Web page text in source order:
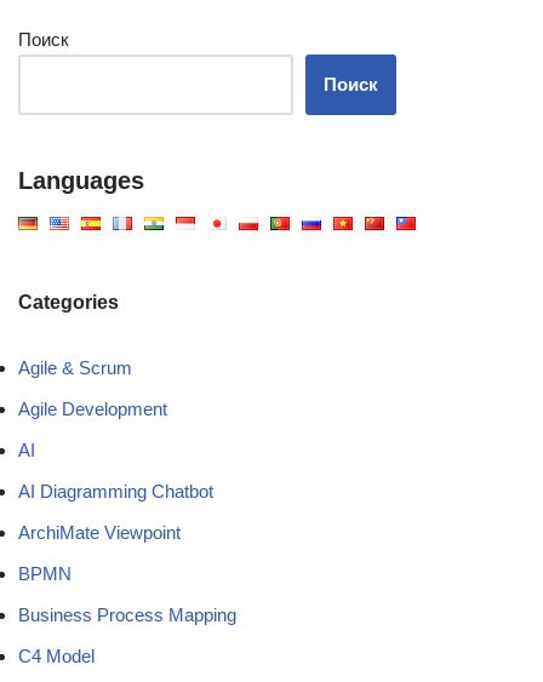
Поиск
Поиск
Languages
Categories
Agile & Scrum
Agile Development
AI
AI Diagramming Chatbot
ArchiMate Viewpoint
BPMN
Business Process Mapping
C4 Model